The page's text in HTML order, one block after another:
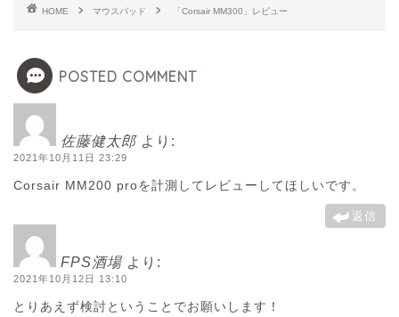
HOME マウスパッド 「Corsair MM300」レビュー
POSTED COMMENT
佐藤健太郎 より:
2021年10月11日 23:29
Corsair MM200 proを計測してレビューしてほしいです。
返信
FPS酒場 より:
2021年10月12日 13:10
とりあえず検討ということでお願いします！